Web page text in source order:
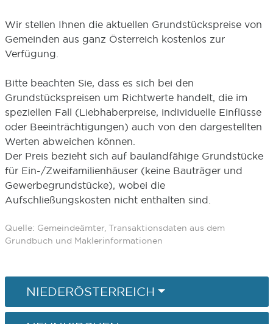
Wir stellen Ihnen die aktuellen Grundstückspreise von
Gemeinden aus ganz Österreich kostenlos zur
Verfügung.
Bitte beachten Sie, dass es sich bei den
Grundstückspreisen um Richtwerte handelt, die im
speziellen Fall (Liebhaberpreise, individuelle Einflüsse
oder Beeinträchtigungen) auch von den dargestellten
Werten abweichen können.
Der Preis bezieht sich auf baulandfähige Grundstücke
für Ein-/Zweifamilienhäuser (keine Bauträger und
Gewerbegrundstücke), wobei die
Aufschließungskosten nicht enthalten sind.
Quelle: Gemeindeämter, Transaktionsdaten aus dem
Grundbuch und Maklerinformationen
NIEDERÖSTERREICH